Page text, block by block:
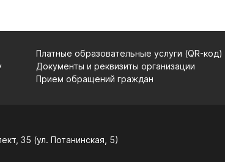
Платные образовательные услуги (QR-код)
Документы и реквизиты организации
Прием обращений граждан
35 (ул. Потанинская, 5)